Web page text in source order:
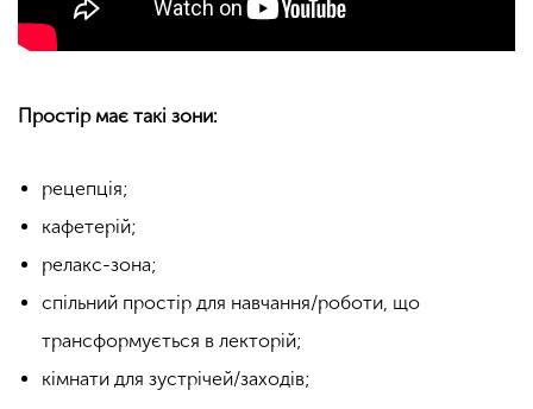
Простір має такі зони:
рецепція;
кафетерій;
релакс-зона;
спільний простір для навчання/роботи, що
трансформується в лекторій;
кімнати для зустрічей/заходів;